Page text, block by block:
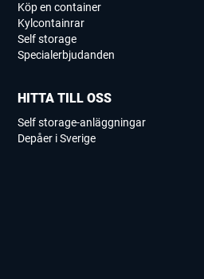
Köp en container
Kylcontainrar
Self storage
Specialerbjudanden
HITTA TILL OSS
Self storage-anläggningar
Depåer i Sverige